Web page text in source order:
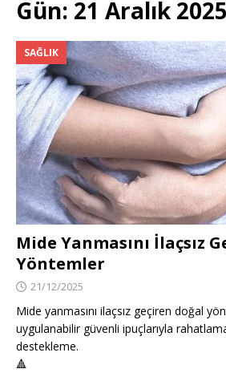
Gün: 21 Aralık 2025
SAĞLIK
Mide Yanmasını İlaçsız
Yöntemler
21/12/2025
Mide yanmasını ilaçsız geçiren doğal
uygulanabilir güvenli ipuçlarıyla
destekleme.
🔺